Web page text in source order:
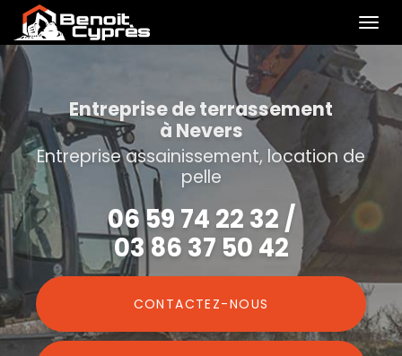
Aller
au
contenu
principal
Entreprise de terrassement
à Nevers
Entreprise assainissement, location de
pelle
06 59 74 22 32 /
03 86 37 50 42
CONTACTEZ-NOUS